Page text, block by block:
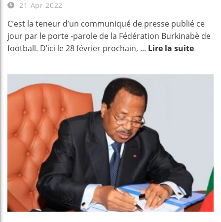
21 Apr 2022
C’est la teneur d’un communiqué de presse publié ce
jour par le porte -parole de la Fédération Burkinabè de
football. D’ici le 28 février prochain, ... Lire la suite